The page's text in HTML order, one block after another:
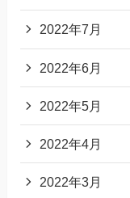
2022年7月
2022年6月
2022年5月
2022年4月
2022年3月